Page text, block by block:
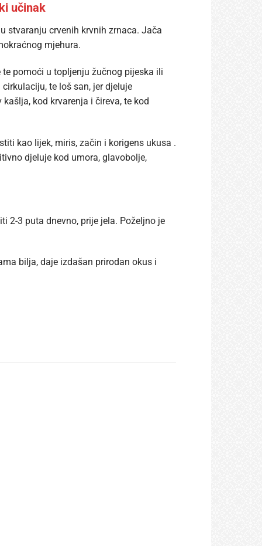
učinak
stvaranju crvenih krvnih zrnaca. Jača
mjehura.
pomoći u topljenju žučnog pijeska ili
te loš san, jer djeluje
kod krvarenja i čireva, te kod
kao lijek, miris, začin i korigens ukusa .
djeluje kod umora, glavobolje,
2-3 puta dnevno, prije jela. Poželjno je
bilja, daje izdašan prirodan okus i